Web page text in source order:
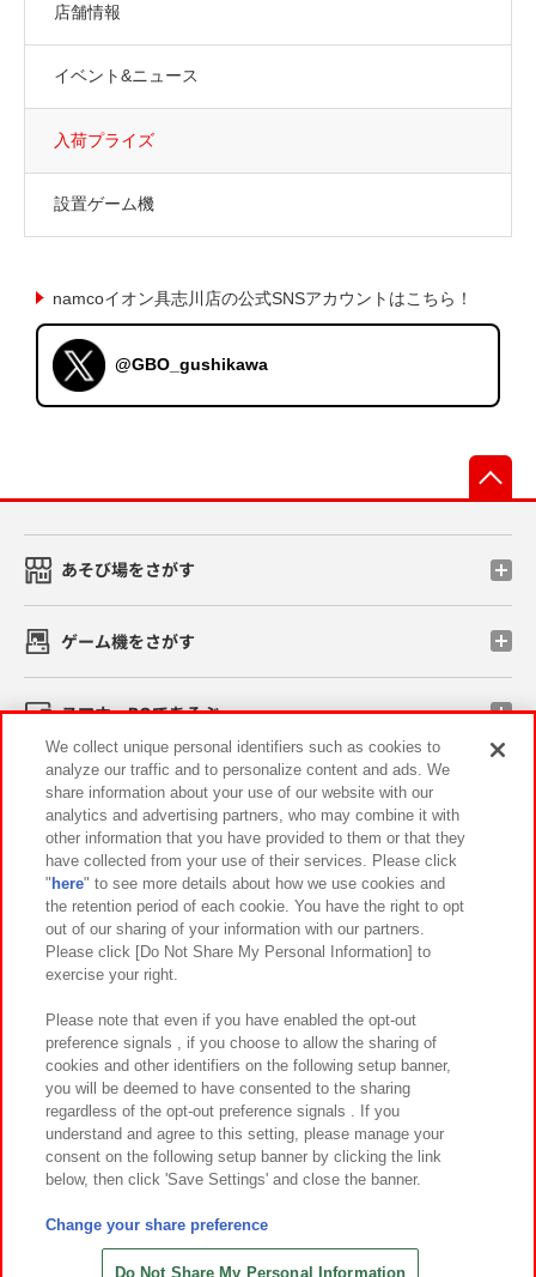
店舗情報
イベント&ニュース
入荷プライズ
設置ゲーム機
namcoイオン具志川店の公式SNSアカウントはこちら！
@GBO_gushikawa
あそび場をさがす
ゲーム機をさがす
スマホ・PCであそぶ
イベント・キャンペーン
関連会社 サステナビリティ サイトポリシー
プライバシーポリシー ウェブアクセシビリティ方針と検証結果
お取引先さまとともに
カスタマーハラスメント対応方針 よくあるご質問・お問い合わせ
©Bandai Namco Amusement Inc.
©Bandai Namco Amusement Lab Inc.
©HANAYASHIKI Co., Ltd. All Rights Reserved.
We collect unique personal identifiers such as cookies to
analyze our traffic and to personalize content and ads. We
share information about your use of our website with our
analytics and advertising partners, who may combine it with
other information that you have provided to them or that they
have collected from your use of their services. Please click
" here" to see more details about how we use cookies and
the retention period of each cookie. You have the right to opt
out of our sharing of your information with our partners.
Please click [Do Not Share My Personal Information] to
exercise your right.
Please note that even if you have enabled the opt-out
preference signals , if you choose to allow the sharing of
cookies and other identifiers on the following setup banner,
you will be deemed to have consented to the sharing
regardless of the opt-out preference signals . If you
understand and agree to this setting, please manage your
consent on the following setup banner by clicking the link
below, then click 'Save Settings' and close the banner.
Change your share preference
Do Not Share My Personal Information